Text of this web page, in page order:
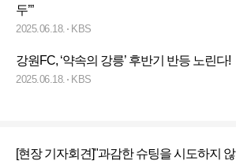
두’”
2025.06.18. KBS
강원FC, ‘약속의 강릉’ 후반기 반등 노린다!
2025.06.18. KBS
[현장 기자회견]"과감한 슈팅을 시도하지 않